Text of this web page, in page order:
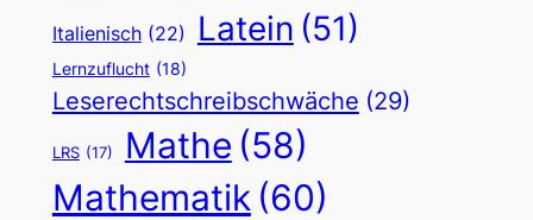
Italienisch (22) Latein (51)
Lernzuflucht (18)
Leserechtschreibschwäche (29)
LRS (17) Mathe (58)
Mathematik (60)